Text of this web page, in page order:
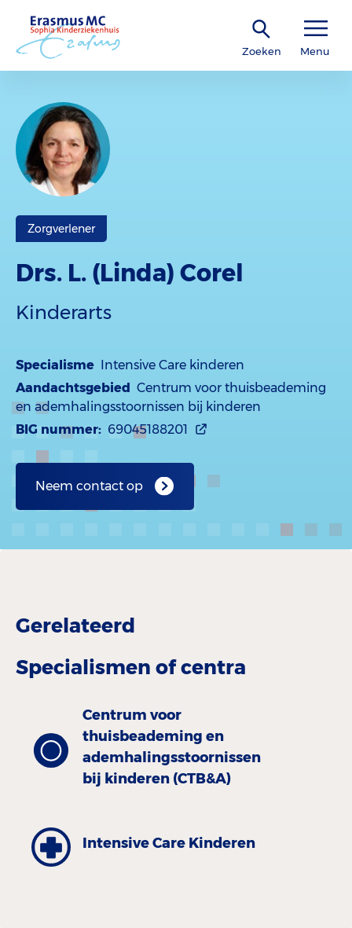
Zoeken Menu
Zorgverlener
Drs. L. (Linda) Corel
Kinderarts
Specialisme Intensive Care kinderen
Aandachtsgebied Centrum voor thuisbeademing
en ademhalingsstoornissen bij kinderen
BIG nummer: 69045188201
Neem contact op
Gerelateerd
Specialismen of centra
Centrum voor
thuisbeademing en
ademhalingsstoornissen
bij kinderen (CTB&A)
Intensive Care Kinderen